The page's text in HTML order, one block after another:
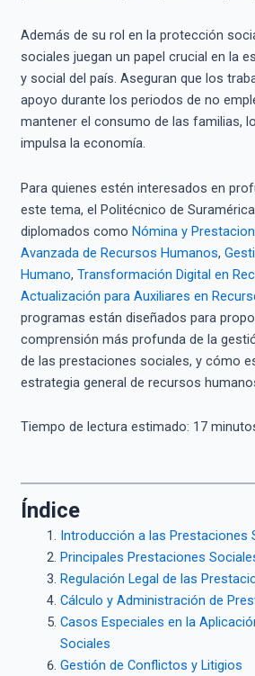
Además de su rol en la protección
sociales juegan un papel crucial en la
y social del país. Aseguran que los
apoyo durante los periodos de no
mantener el consumo de las familias,
impulsa la economía.
Para quienes estén interesados en
este tema, el Politécnico de
diplomados como Nómina y
Avanzada de Recursos Humanos,
Humano, Transformación Digital en
Actualización para Auxiliares en
programas están diseñados para
comprensión más profunda de la
de las prestaciones sociales, y cómo
estrategia general de recursos
Tiempo de lectura estimado: 17
Índice
Introducción a las Prestaciones
Principales Prestaciones
Regulación Legal de las
Cálculo y Administración de
Casos Especiales en la
Sociales
Gestión de Conflictos y Litigios